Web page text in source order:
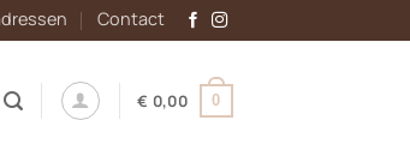
Contact
€ 0,00 0